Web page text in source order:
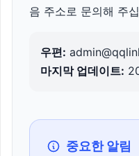
음 주소로 문의해 주
우편:
마지막 업데이트:
중요한 알림